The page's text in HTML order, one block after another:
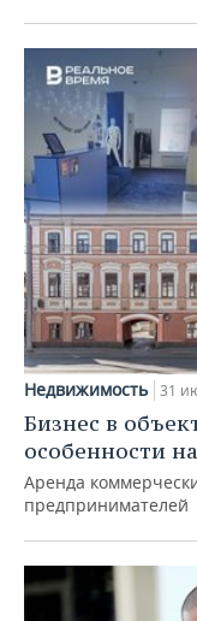
Недвижимость 31
Бизнес в
особенности
Аренда
предпринимателей